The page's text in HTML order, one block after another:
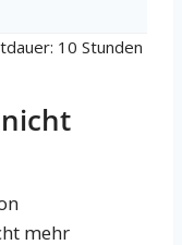
10 Stunden
mehr